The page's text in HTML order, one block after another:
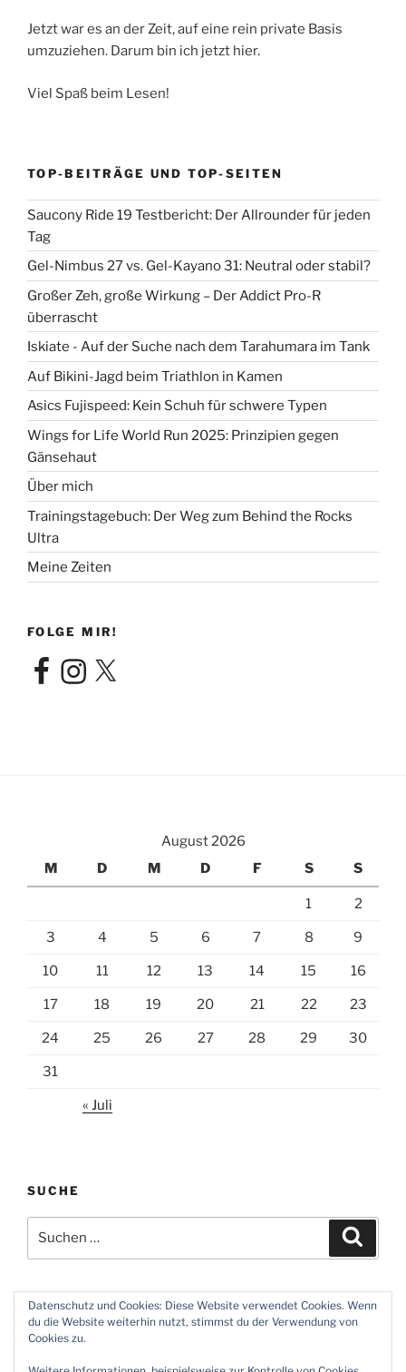
Jetzt war es an der Zeit, auf eine rein private Basis
umzuziehen. Darum bin ich jetzt hier.
Viel Spaß beim Lesen!
TOP-BEITRÄGE UND TOP-SEITEN
Saucony Ride 19 Testbericht: Der Allrounder für jeden
Tag
Gel-Nimbus 27 vs. Gel-Kayano 31: Neutral oder stabil?
Großer Zeh, große Wirkung – Der Addict Pro-R
überrascht
Iskiate - Auf der Suche nach dem Tarahumara im Tank
Auf Bikini-Jagd beim Triathlon in Kamen
Asics Fujispeed: Kein Schuh für schwere Typen
Wings for Life World Run 2025: Prinzipien gegen
Gänsehaut
Über mich
Trainingstagebuch: Der Weg zum Behind the Rocks
Ultra
Meine Zeiten
FOLGE MIR!
FacebookInstagram
X
August 2026
M
D M D F S S
1 2
3 4 5 6 7 8 9
10 11 12 13 14 15 16
17 18 19 20 21 22 23
24 25 26 27 28 29 30
31
« Juli
SUCHE
nach:
Twitter
Datenschutz und Cookies: Diese Website verwendet Cookies. Wenn
du die Website weiterhin nutzt, stimmst du der Verwendung von
Cookies zu.